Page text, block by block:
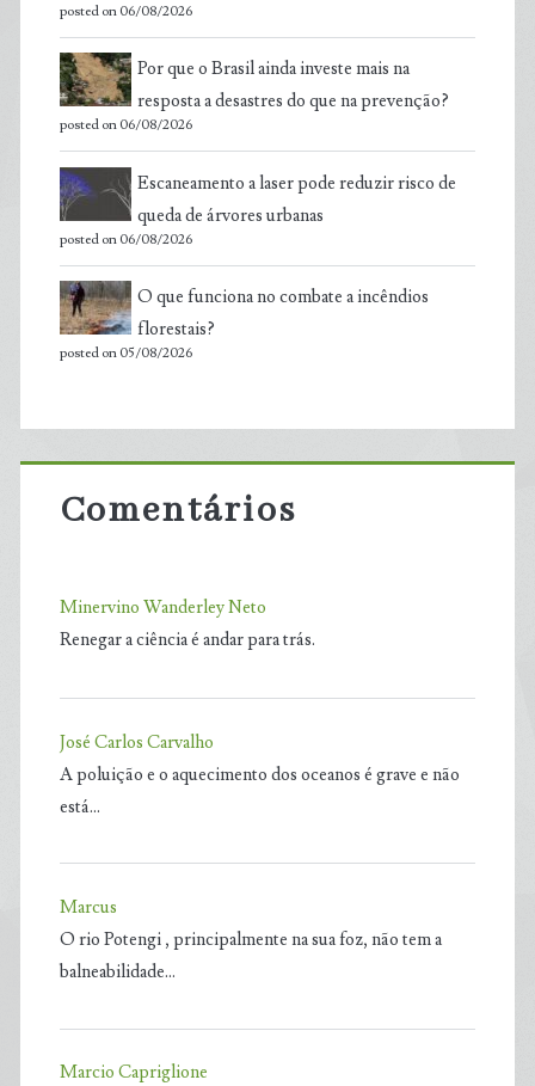
posted on 06/08/2026
Por que o Brasil ainda investe mais na
resposta a desastres do que na prevenção?
posted on 06/08/2026
Escaneamento a laser pode reduzir risco de
queda de árvores urbanas
posted on 06/08/2026
O que funciona no combate a incêndios
florestais?
posted on 05/08/2026
Comentários
Minervino Wanderley Neto
Renegar a ciência é andar para trás.
José Carlos Carvalho
A poluição e o aquecimento dos oceanos é grave e não
está…
Marcus
O rio Potengi , principalmente na sua foz, não tem a
balneabilidade…
Marcio Capriglione